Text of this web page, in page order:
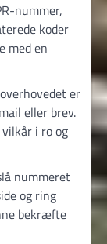
nummer,
koder
med en
er
eller brev.
i ro og
nummeret
og ring
bekræfte